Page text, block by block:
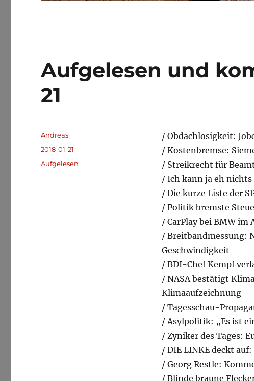
Aufgelesen und
21
/ Obdachlosigkeit:
/ Kostenbremse:
/ Streikrecht für
/ Ich kann ja eh nichts
/ Die kurze Liste der
/ Politik bremste
/ CarPlay bei BMW
/ Breitbandmessung:
Geschwindigkeit
/ BDI-Chef Kempf
/ NASA bestätigt
Klimaaufzeichnung
/ Tagesschau-
/ Asylpolitik: „Es ist
/ Zyniker des Tages:
/ DIE LINKE deckt
/ Georg Restle:
/ Blinde braune
Autor
Andreas
Veröffentlicht
am
2018-01-21
Kategorien
Aufgelesen